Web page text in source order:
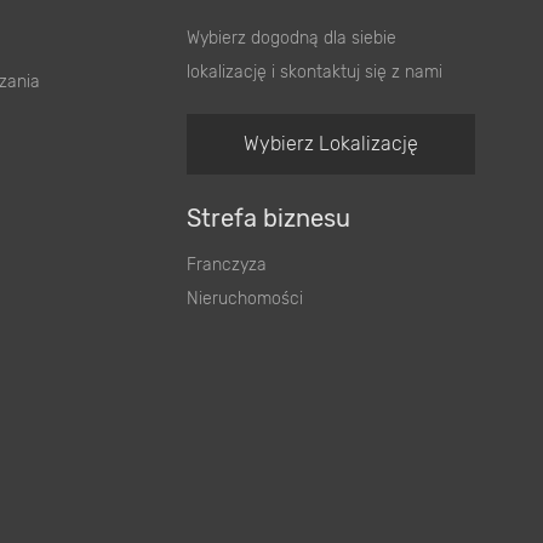
Wybierz dogodną dla siebie
lokalizację i skontaktuj się z nami
Wybierz Lokalizację
Strefa biznesu
Franczyza
Nieruchomości